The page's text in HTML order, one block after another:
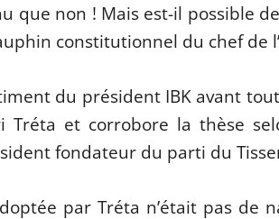
que non ! Mais est-il possible
constitutionnel du chef de
du président IBK avant
Tréta et corrobore la thèse
fondateur du parti du
par Tréta n’était pas de